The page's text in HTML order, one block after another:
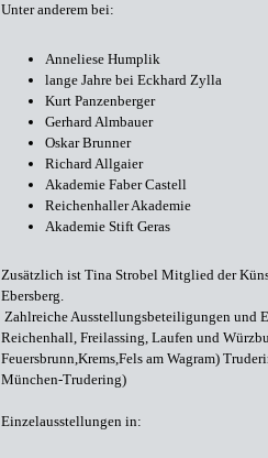
Unter anderem bei:
Anneliese Humplik
lange Jahre bei Eckhard Zylla
Kurt Panzenberger
Gerhard Almbauer
Oskar Brunner
Richard Allgaier
Akademie Faber Castell
Reichenhaller Akademie
Akademie Stift Geras
Zusätzlich ist Tina Strobel Mitglied der
Ebersberg.
Zahlreiche Ausstellungsbeteiligungen und
Reichenhall, Freilassing, Laufen und
Feuersbrunn,Krems,Fels am Wagram)
München-Trudering)
Einzelausstellungen in: